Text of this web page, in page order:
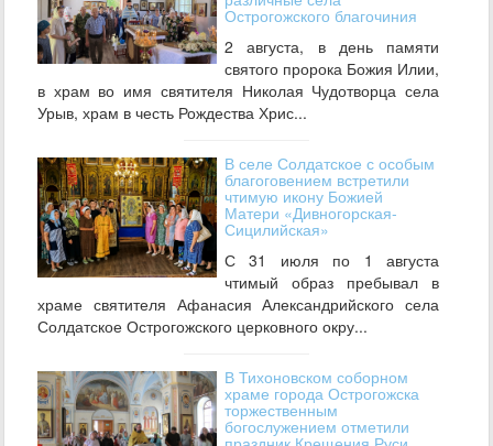
Острогожского благочиния
2 августа, в день памяти
святого пророка Божия Илии,
в храм во имя святителя Николая Чудотворца села
Урыв, храм в честь Рождества Хрис...
В селе Солдатское с особым
благоговением встретили
чтимую икону Божией
Матери «Дивногорская-
Сицилийская»
С 31 июля по 1 августа
чтимый образ пребывал в
храме святителя Афанасия Александрийского села
Солдатское Острогожского церковного окру...
В Тихоновском соборном
храме города Острогожска
торжественным
богослужением отметили